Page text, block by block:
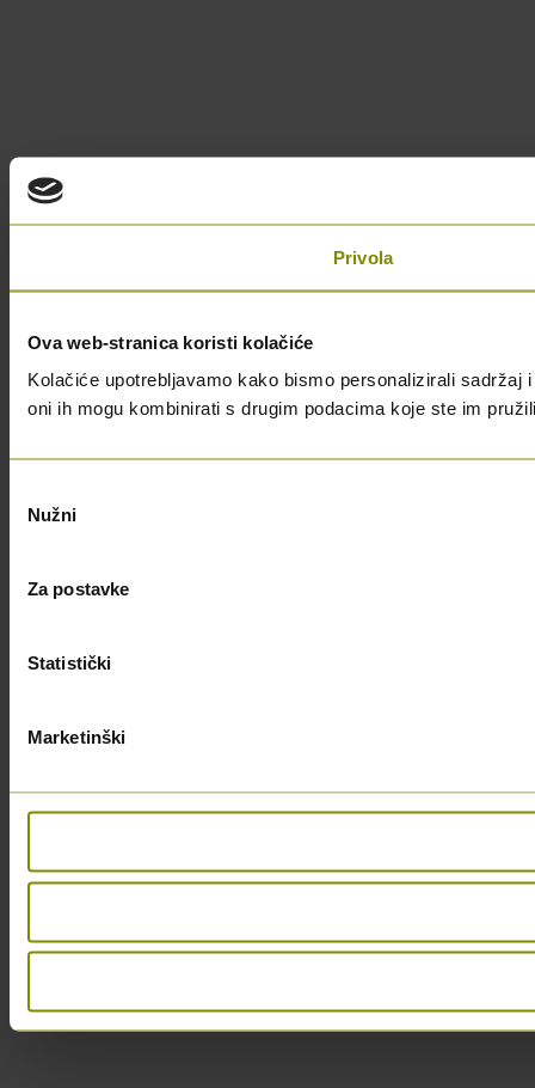
Privola
Ova web-stranica koristi kolačiće
Kolačiće upotrebljavamo kako bismo personalizirali
oni ih mogu kombinirati s drugim podacima koje ste im
pristanka
Nužni
Za postavke
Statistički
Marketinški